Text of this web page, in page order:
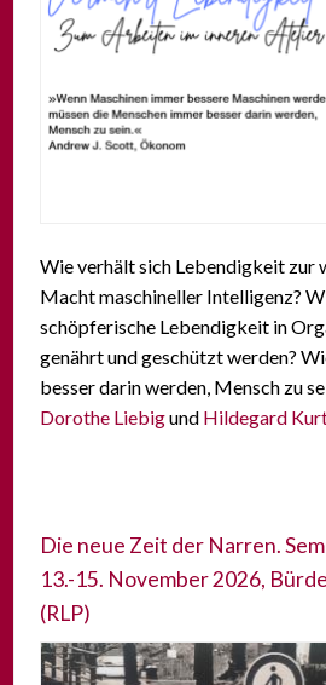
Wie verhält sich Lebendigkeit zur
Macht maschineller Intelligenz?
schöpferische Lebendigkeit in
genährt und geschützt werden?
besser darin werden, Mensch zu
Dorothe Liebigund Hildegard
Die neue Zeit der Narren.
13.-15. November 2026,
(RLP)